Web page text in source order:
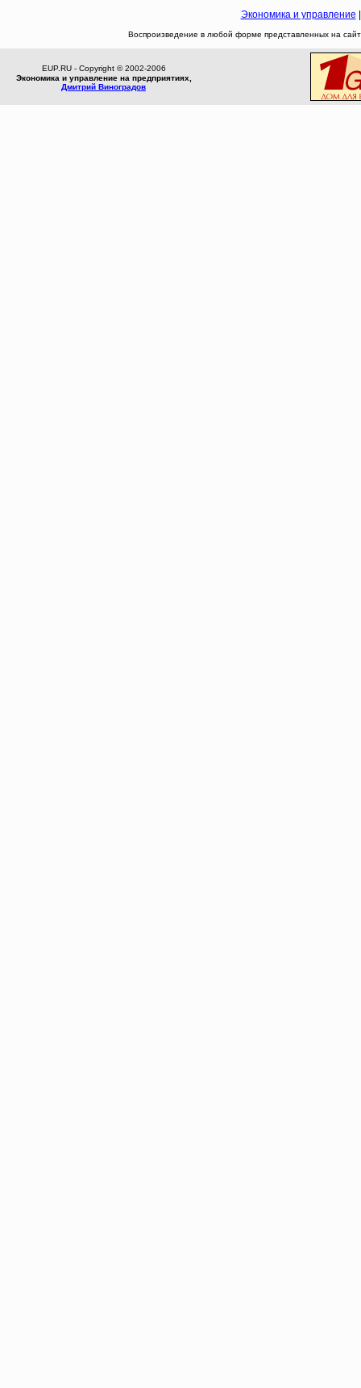
Экономика и управление
Воспроизведение в любой форме представленных на
EUP.RU - Copyright © 2002-2006
Экономика и управление на предприятиях,
Дмитрий Виноградов